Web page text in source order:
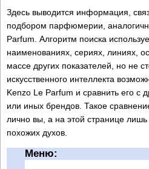
Здесь выводится информация,
подбором парфюмерии,
Parfum. Алгоритм поиска
наименованиях, сериях, линиях,
массе других показателей, но не
искусственного интеллекта
Kenzo Le Parfum и сравнить его с
или иных брендов. Такое
лично вы, а на этой странице лишь
похожих духов.
Меню: